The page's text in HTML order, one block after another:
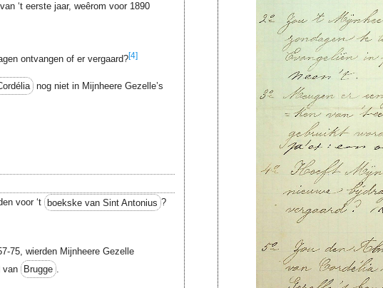
‘t eerste jaar, weêrom voor 1890
ontvangen of er vergaard?[4]
nog niet in Mijnheere Gezelle’s
voor ‘t boekske van Sint Antonius ?
75, wierden Mijnheere Gezelle
van Brugge